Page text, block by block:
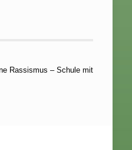
Rassismus – Schule mit